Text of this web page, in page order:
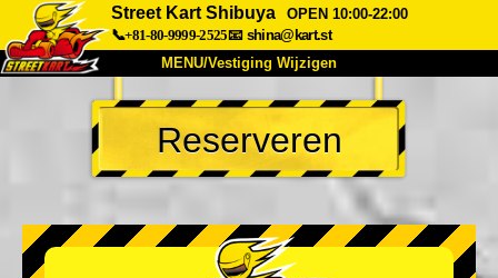
Street Kart Shibuya
OPEN 10:00-22:00
📞+81-80-9999-2525📧 shina@kart.st
MENU/Vestiging Wijzigen
TOP
Over Ons Specificaties Prijs
Veelgestelde Vragen
Bedrijf Reserveren
Vestiging Wijzigen
Reserveren